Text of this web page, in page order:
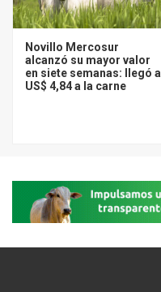
Novillo Mercosur
alcanzó su mayor valor
en siete semanas: llegó a
US$ 4,84 a la carne